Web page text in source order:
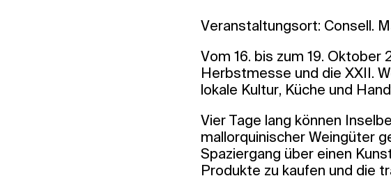
Veranstaltungsort: Consell.
Vom 16. bis zum 19.
Herbstmesse und die XXII.
lokale Kultur, Küche und
Vier Tage lang können
mallorquinischer Weingüter
Spaziergang über einen
Produkte zu kaufen und die